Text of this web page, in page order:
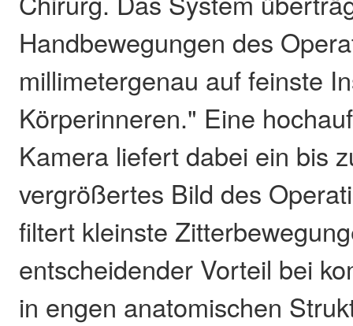
Handbewegungen des
millimetergenau auf feinste
Körperinneren." Eine
Kamera liefert dabei ein bis
vergrößertes Bild des
filtert kleinste
entscheidender Vorteil bei
in engen anatomischen